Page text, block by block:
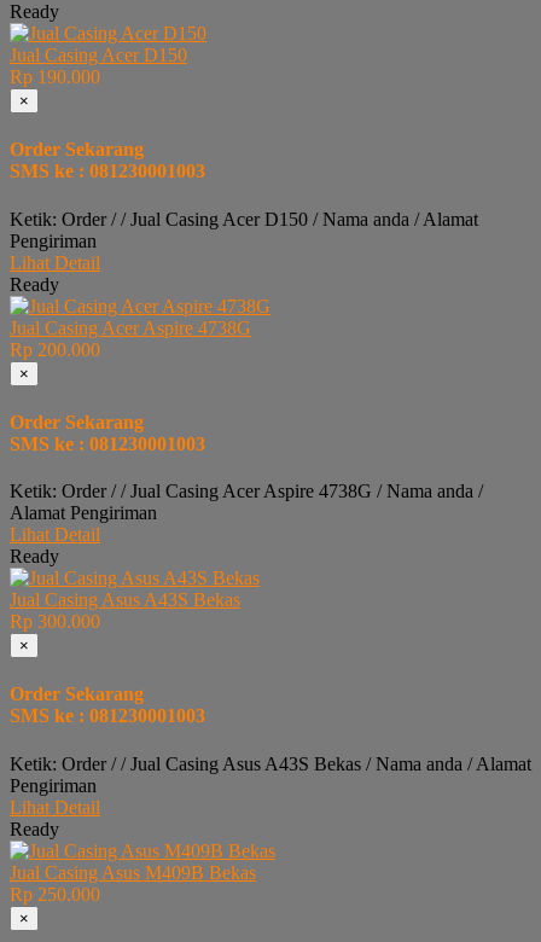
Ready
Jual Casing Acer D150
Rp 190.000
×
Order Sekarang
SMS ke : 081230001003
Ketik: Order / / Jual Casing Acer D150 / Nama anda / Alamat
Pengiriman
Lihat Detail
Ready
Jual Casing Acer Aspire 4738G
Rp 200.000
×
Order Sekarang
SMS ke : 081230001003
Ketik: Order / / Jual Casing Acer Aspire 4738G / Nama anda /
Alamat Pengiriman
Lihat Detail
Ready
Jual Casing Asus A43S Bekas
Rp 300.000
×
Order Sekarang
SMS ke : 081230001003
Ketik: Order / / Jual Casing Asus A43S Bekas / Nama anda / Alamat
Pengiriman
Lihat Detail
Ready
Jual Casing Asus M409B Bekas
Rp 250.000
×